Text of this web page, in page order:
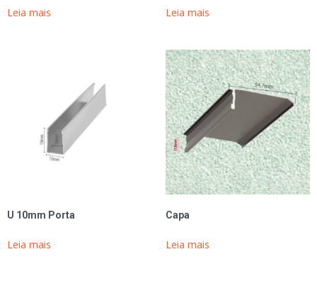
Leia mais Leia mais
U 10mm Porta
Leia mais
Capa
Leia mais